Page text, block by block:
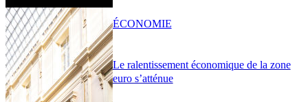
Le ralentissement économique de la zone
euro s’atténue
ÉCONOMIE